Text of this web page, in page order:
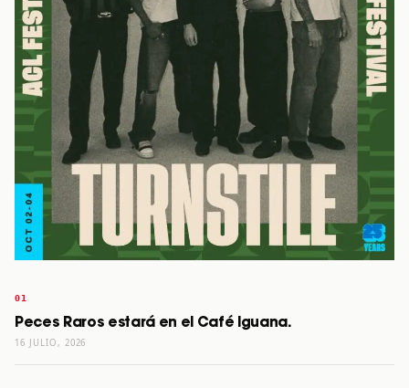
Peces Raros estará en el Café Iguana.
16 JULIO, 2026